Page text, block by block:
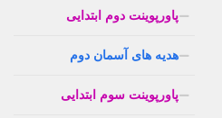
پاورپوینت دوم ابتدایی
هدیه های آسمان دوم
پاورپوینت سوم ابتدایی